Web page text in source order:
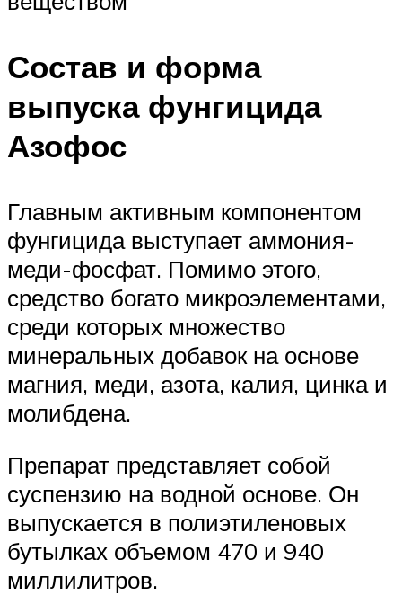
Состав и форма
выпуска фунгицида
Азофос
Главным активным компонентом
фунгицида выступает аммония-
меди-фосфат. Помимо этого,
средство богато микроэлементами,
среди которых множество
минеральных добавок на основе
магния, меди, азота, калия, цинка и
молибдена.
Препарат представляет собой
суспензию на водной основе. Он
выпускается в полиэтиленовых
бутылках объемом 470 и 940
миллилитров.